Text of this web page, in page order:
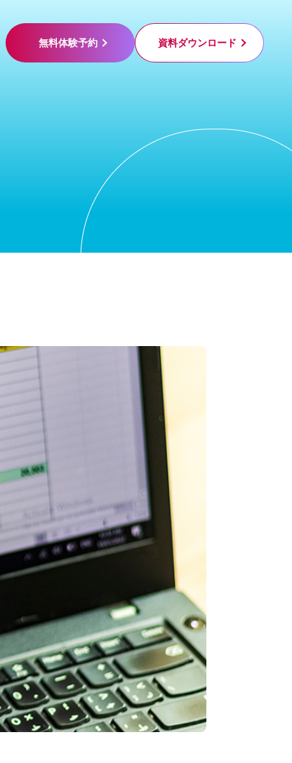
無料体験予約 資料ダウンロード